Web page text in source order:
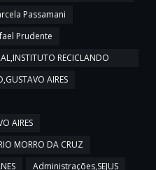
Passamani
Prudente
RECICLANDO
AIRES
AIRES
MORRO DA CRUZ
Administrações,SEJUS